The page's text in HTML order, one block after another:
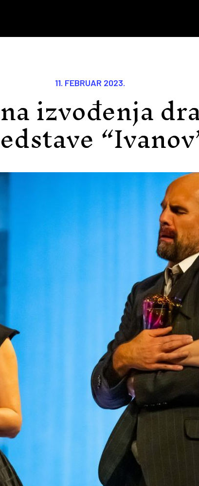
11. FEBRUAR 2023.
izvođenja